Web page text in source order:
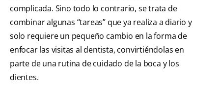
complicada. Sino todo lo contrario, se trata de
combinar algunas “tareas” que ya realiza a diario y
solo requiere un pequeño cambio en la forma de
enfocar las visitas al dentista, convirtiéndolas en
parte de una rutina de cuidado de la boca y los
dientes.